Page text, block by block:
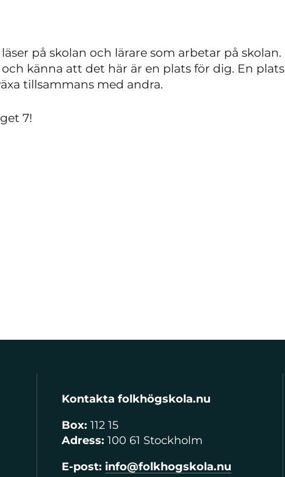
på skolan och lärare som arbetar på skolan.
känna att det här är en plats för dig. En plats
tillsammans med andra.
7!
Kontakta folkhögskola.nu
Box:112 15
Adress: 100 61 Stockholm
E-post: info@folkhogskola.nu